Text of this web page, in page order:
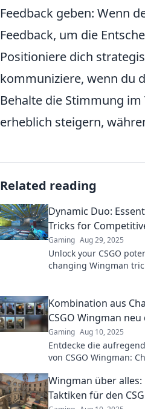
Feedback geben: Wenn
Feedback, um die
Positioniere dich
kommuniziere, wenn du
Behalte die Stimmung
erheblich steigern,
Related reading
Dynamic Duo:
Tricks for
Gaming Aug 29, 2025
Unlock your CSGO
changing Wingman
Kombination aus
CSGO Wingman
Gaming Aug 10, 2025
Entdecke die
von CSGO Wingman:
erfahren!
Wingman über
Taktiken für den